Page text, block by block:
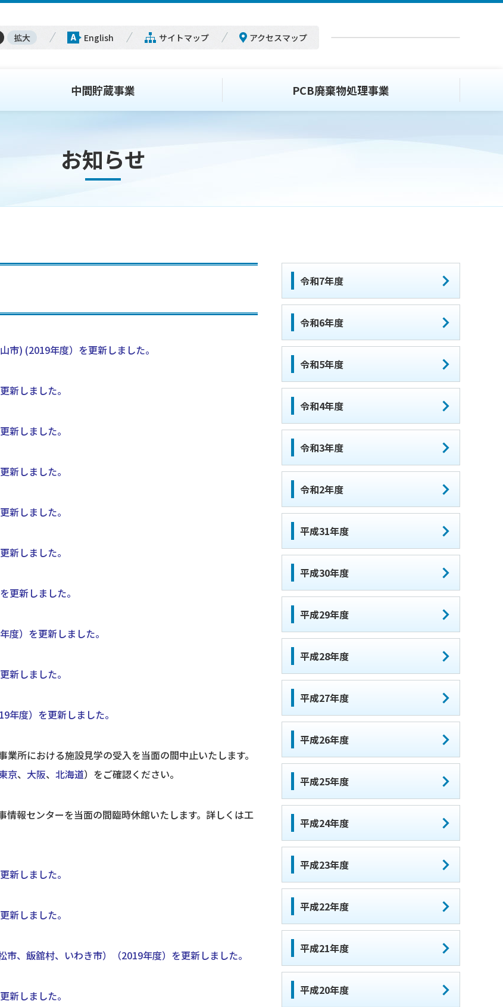
拡大 English サイトマップ アクセスマップ
中間貯蔵事業 PCB廃棄物処理事業
お知らせ
市) (2019年度）を更新しました。
新しました。
新しました。
新しました。
新しました。
新しました。
更新しました。
度）を更新しました。
新しました。
年度）を更新しました。
所における施設見学の受入を当面の間中止いたします。
京、 大阪、 北海道）をご確認ください。
報センターを当面の間臨時休館いたします。詳しくは工
新しました。
新しました。
、飯舘村、いわき市）（2019年度）を更新しました。
新しました。
令和7年度
令和6年度
令和5年度
令和4年度
令和3年度
令和2年度
平成31年度
平成30年度
平成29年度
平成28年度
平成27年度
平成26年度
平成25年度
平成24年度
平成23年度
平成22年度
平成21年度
平成20年度